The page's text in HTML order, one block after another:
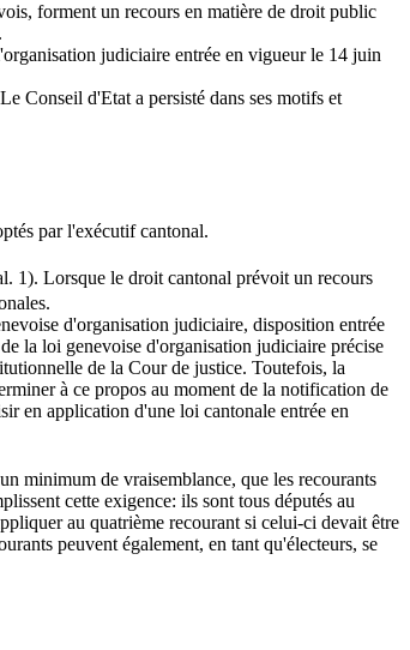
forment un recours en matière de droit public
judiciaire entrée en vigueur le 14 juin
Conseil d'Etat a persisté dans ses motifs et
par l'exécutif cantonal.
1). Lorsque le droit cantonal prévoit un recours
d'organisation judiciaire, disposition entrée
la loi genevoise d'organisation judiciaire précise
de la Cour de justice. Toutefois, la
à ce propos au moment de la notification de
en application d'une loi cantonale entrée en
minimum de vraisemblance, que les recourants
cette exigence: ils sont tous députés au
au quatrième recourant si celui-ci devait être
peuvent également, en tant qu'électeurs, se